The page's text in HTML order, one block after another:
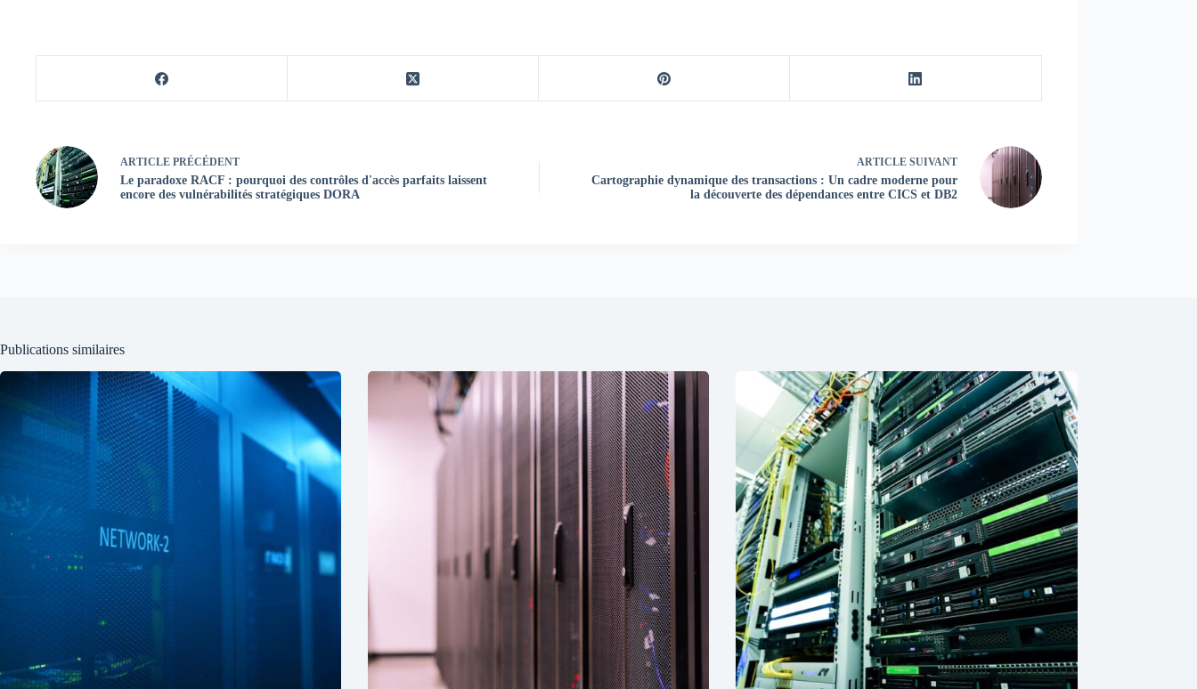
ARTICLE PRÉCÉDENT
Le paradoxe RACF : pourquoi des contrôles d'accès parfaits laissent
encore des vulnérabilités stratégiques DORA
ARTICLESUIVANT
Cartographie dynamique des transactions : Un cadre moderne pour
la découverte des dépendances entre CICS et DB2
Publications similaires